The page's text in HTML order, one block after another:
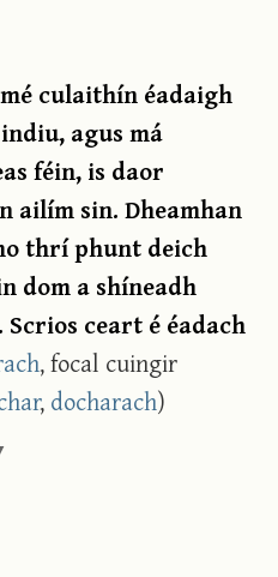
culaithín éadaigh
agus má
féin, is daor
ailím sin. Dheamhan
thrí phunt deich
dom a shíneadh
ceart é éadach
, focal cuingir
,docharach)